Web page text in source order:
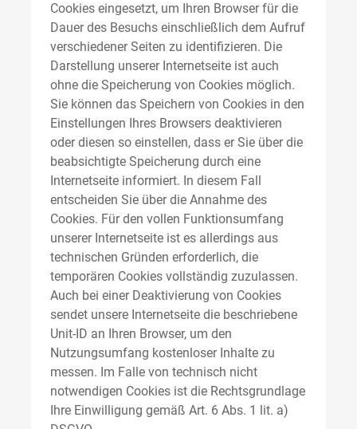
Cookies eingesetzt, um Ihren Browser für die
Dauer des Besuchs einschließlich dem Aufruf
verschiedener Seiten zu identifizieren. Die
Darstellung unserer Internetseite ist auch
ohne die Speicherung von Cookies möglich.
Sie können das Speichern von Cookies in den
Einstellungen Ihres Browsers deaktivieren
oder diesen so einstellen, dass er Sie über die
beabsichtigte Speicherung durch eine
Internetseite informiert. In diesem Fall
entscheiden Sie über die Annahme des
Cookies. Für den vollen Funktionsumfang
unserer Internetseite ist es allerdings aus
technischen Gründen erforderlich, die
temporären Cookies vollständig zuzulassen.
Auch bei einer Deaktivierung von Cookies
sendet unsere Internetseite die beschriebene
Unit-ID an Ihren Browser, um den
Nutzungsumfang kostenloser Inhalte zu
messen. Im Falle von technisch nicht
notwendigen Cookies ist die Rechtsgrundlage
Ihre Einwilligung gemäß Art. 6 Abs. 1 lit. a)